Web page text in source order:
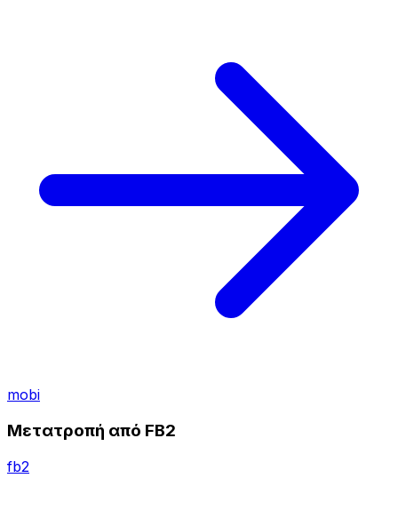
mobi
Μετατροπή από FB2
fb2